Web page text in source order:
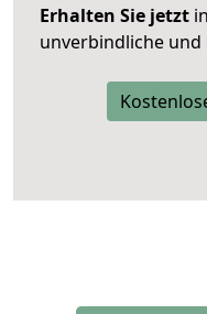
Erhalten Sie jetzt
unverbindliche